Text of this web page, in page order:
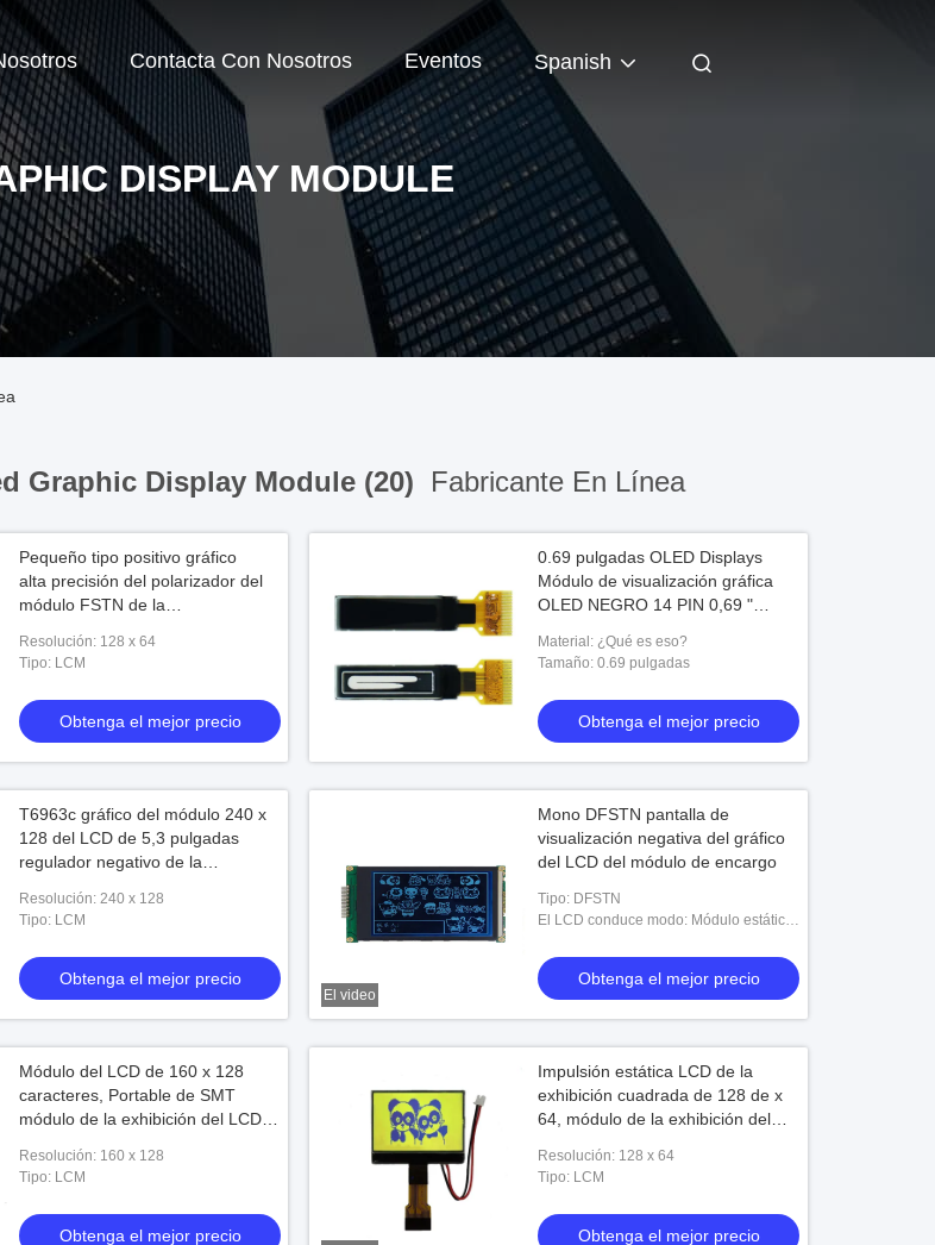
Contacta Con Nosotros Eventos Spanish
DISPLAY MODULE
Graphic Display Module (20) Fabricante En Línea
Pequeño tipo positivo gráfico
alta precisión del polarizador del
módulo FSTN de la
Resolución: 128 x 64
Tipo: LCM
Obtenga el mejor precio
0.69 pulgadas OLED Displays
Módulo de visualización gráfica
OLED NEGRO 14 PIN 0,69 "
Material: ¿Qué es eso?
Tamaño: 0.69 pulgadas
Obtenga el mejor precio
T6963c gráfico del módulo 240 x
128 del LCD de 5,3 pulgadas
regulador negativo de la
Resolución: 240 x 128
Tipo: LCM
Obtenga el mejor precio
El video
Mono DFSTN pantalla de
visualización negativa del gráfico
del LCD del módulo de encargo
Tipo: DFSTN
El LCD conduce modo: Módulo estático
Obtenga el mejor precio
Módulo del LCD de 160 x 128
caracteres, Portable de SMT
módulo de la exhibición del LCD
Resolución: 160 x 128
Tipo: LCM
Obtenga el mejor precio
Impulsión estática LCD de la
exhibición cuadrada de 128 de x
64, módulo de la exhibición del
Resolución: 128 x 64
Tipo: LCM
Obtenga el mejor precio